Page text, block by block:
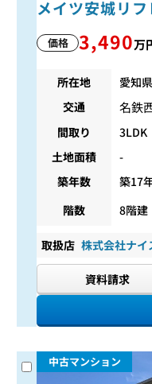
メイツ安城リ
価格 3,490万
所在地
愛知
交通
名鉄
間取り
3LDK
土地面積
-
築年数
築17
階数
8階建
取扱店 株式会社ナイ
資料請求
中古マンション